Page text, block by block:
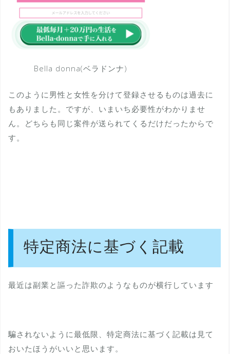
Bella donna(ベラドンナ)
このように男性と女性を分けて登録させるものは過去に
もありました。ですが、いまいち必要性がわかりませ
ん。どちらも同じ案件が送られてくるだけだったからで
す。
特定商法に基づく記載
最近は副業と謳った詐欺のようなものが横行しています
騙されないように最低限、特定商法に基づく記載は見て
おいたほうがいいと思います。